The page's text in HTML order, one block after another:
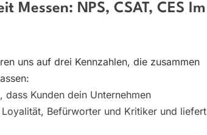
Messen: NPS, CSAT, CES Im
uns auf drei Kennzahlen, die zusammen
Kunden dein Unternehmen
Befürworter und Kritiker und liefert